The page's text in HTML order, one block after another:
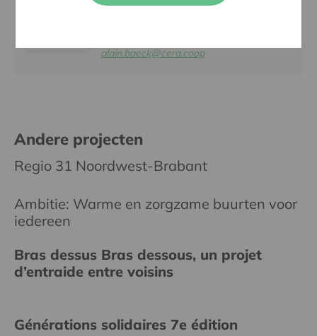
alain.baeck@cera.coop
Andere projecten
Regio 31 Noordwest-Brabant
Ambitie: Warme en zorgzame buurten voor
iedereen
Bras dessus Bras dessous, un projet
d’entraide entre voisins
Générations solidaires 7e édition